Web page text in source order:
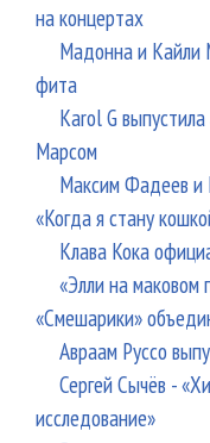
на концертах
Мадонна и Кайли
фита
Karol G
Марсом
Максим Фадеев и
«Когда я стану
Клава Кока
«Элли на маковом
«Смешарики»
Авраам Руссо
Сергей Сычёв -
исследование»